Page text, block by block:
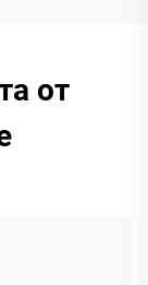
от